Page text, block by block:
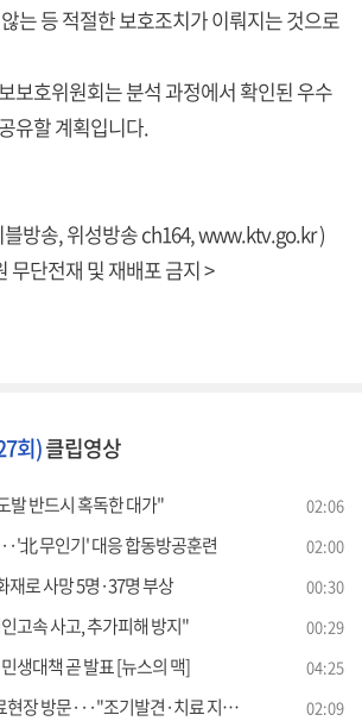
는 등 적절한 보호조치가 이뤄지는 것으로
보호위원회는 분석 과정에서 확인된 우수
유할 계획입니다.
방송, 위성방송 ch164,www.ktv.go.kr)
단전재 및 재배포 금지 >
회)클립영상
발 반드시 혹독한 대가" 02:06
北 무인기' 대응 합동방공훈련 02:00
재로 사망 5명·37명 부상 00:30
고속 사고, 추가피해 방지" 00:29
생대책 곧 발표 [뉴스의 맥] 04:25
방문···"조기발견·치료 지원 확대" 02:09